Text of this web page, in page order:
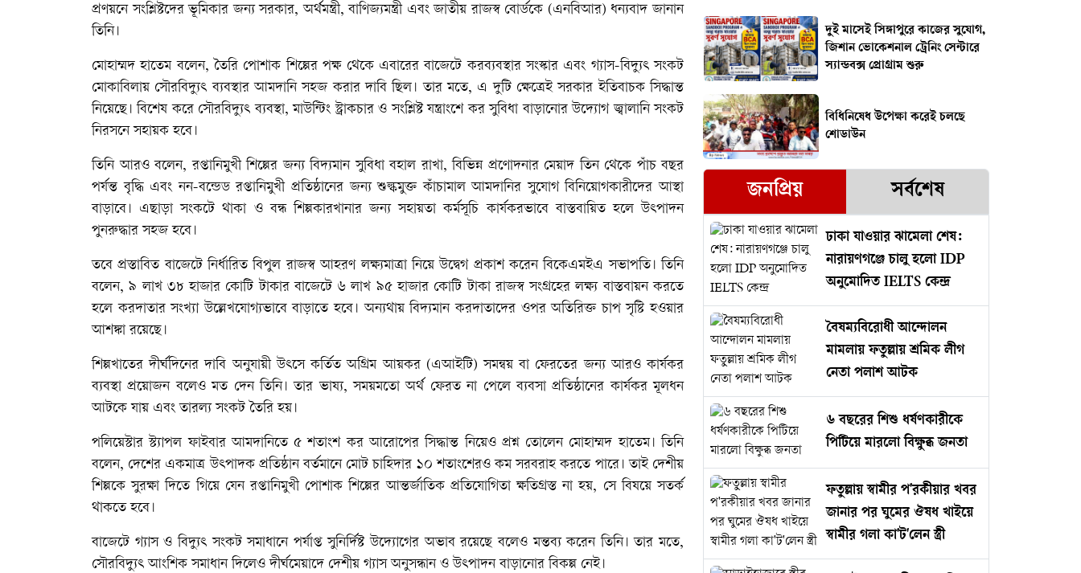
প্রণয়নে সংশ্লিষ্টদের ভূমিকার জন্য সরকার, অর্থমন্ত্রী, বাণিজ্যমন্ত্রী এবং জাতীয় রাজস্ব বোর্ডকে (এনবিআর) ধন্যবাদ জানান
তিনি।
মোহাম্মদ হাতেম বলেন, তৈরি পোশাক শিল্পের পক্ষ থেকে এবারের বাজেটে করব্যবস্থার সংস্কার এবং গ্যাস-বিদ্যুৎ সংকট
মোকাবিলায় সৌরবিদ্যুৎ ব্যবস্থার আমদানি সহজ করার দাবি ছিল। তার মতে, এ দুটি ক্ষেত্রেই সরকার ইতিবাচক সিদ্ধান্ত
নিয়েছে। বিশেষ করে সৌরবিদ্যুৎ ব্যবস্থা, মাউন্টিং স্ট্রাকচার ও সংশ্লিষ্ট যন্ত্রাংশে কর সুবিধা বাড়ানোর উদ্যোগ জ্বালানি সংকট
নিরসনে সহায়ক হবে।
তিনি আরও বলেন, রপ্তানিমুখী শিল্পের জন্য বিদ্যমান সুবিধা বহাল রাখা, বিভিন্ন প্রণোদনার মেয়াদ তিন থেকে পাঁচ বছর
পর্যন্ত বৃদ্ধি এবং নন-বন্ডেড রপ্তানিমুখী প্রতিষ্ঠানের জন্য শুল্কমুক্ত কাঁচামাল আমদানির সুযোগ বিনিয়োগকারীদের আস্থা
বাড়াবে। এছাড়া সংকটে থাকা ও বন্ধ শিল্পকারখানার জন্য সহায়তা কর্মসূচি কার্যকরভাবে বাস্তবায়িত হলে উৎপাদন
পুনরুদ্ধার সহজ হবে।
তবে প্রস্তাবিত বাজেটে নির্ধারিত বিপুল রাজস্ব আহরণ লক্ষ্যমাত্রা নিয়ে উদ্বেগ প্রকাশ করেন বিকেএমইএ সভাপতি। তিনি
বলেন, ৯ লাখ ৩৮ হাজার কোটি টাকার বাজেটে ৬ লাখ ৯৫ হাজার কোটি টাকা রাজস্ব সংগ্রহের লক্ষ্য বাস্তবায়ন করতে
হলে করদাতার সংখ্যা উল্লেখযোগ্যভাবে বাড়াতে হবে। অন্যথায় বিদ্যমান করদাতাদের ওপর অতিরিক্ত চাপ সৃষ্টি হওয়ার
আশঙ্কা রয়েছে।
শিল্পখাতের দীর্ঘদিনের দাবি অনুযায়ী উৎসে কর্তিত অগ্রিম আয়কর (এআইটি) সমন্বয় বা ফেরতের জন্য আরও কার্যকর
ব্যবস্থা প্রয়োজন বলেও মত দেন তিনি। তার ভাষ্য, সময়মতো অর্থ ফেরত না পেলে ব্যবসা প্রতিষ্ঠানের কার্যকর মূলধন
আটকে যায় এবং তারল্য সংকট তৈরি হয়।
পলিয়েস্টার স্ট্যাপল ফাইবার আমদানিতে ৫ শতাংশ কর আরোপের সিদ্ধান্ত নিয়েও প্রশ্ন তোলেন মোহাম্মদ হাতেম। তিনি
বলেন, দেশের একমাত্র উৎপাদক প্রতিষ্ঠান বর্তমানে মোট চাহিদার ১০ শতাংশেরও কম সরবরাহ করতে পারে। তাই দেশীয়
শিল্পকে সুরক্ষা দিতে গিয়ে যেন রপ্তানিমুখী পোশাক শিল্পের আন্তর্জাতিক প্রতিযোগিতা ক্ষতিগ্রস্ত না হয়, সে বিষয়ে সতর্ক
থাকতে হবে।
বাজেটে গ্যাস ও বিদ্যুৎ সংকট সমাধানে পর্যাপ্ত সুনির্দিষ্ট উদ্যোগের অভাব রয়েছে বলেও মন্তব্য করেন তিনি। তার মতে,
সৌরবিদ্যুৎ আংশিক সমাধান দিলেও দীর্ঘমেয়াদে দেশীয় গ্যাস অনুসন্ধান ও উৎপাদন বাড়ানোর বিকল্প নেই।
দুই মাসেই সিঙ্গাপুরে কাজের সুযোগ,
জিশান ভোকেশনাল ট্রেনিং সেন্টারে
স্যান্ডবক্স প্রোগ্রাম শুরু
বিধিনিষেধ উপেক্ষা করেই চলছে
শোডাউন
জনপ্রিয় সর্বশেষ
ঢাকা যাওয়ার ঝামেলা শেষ:
নারায়ণগঞ্জে চালু হলো IDP
অনুমোদিত IELTS কেন্দ্র
বৈষম্যবিরোধী আন্দোলন
মামলায় ফতুল্লায় শ্রমিক লীগ
নেতা পলাশ আটক
৬ বছরের শিশু ধর্ষণকারীকে
পিটিয়ে মারলো বিক্ষুব্ধ জনতা
ফতুল্লায় স্বামীর প'রকীয়ার খবর
জানার পর ঘুমের ঔষধ খাইয়ে
স্বামীর গলা কা'ট'লেন স্ত্রী